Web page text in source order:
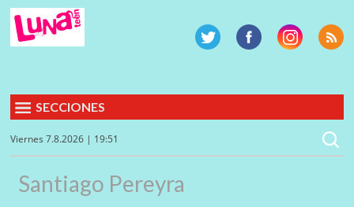
SECCIONES
Viernes 7.8.2026 | 19:51
Santiago Pereyra